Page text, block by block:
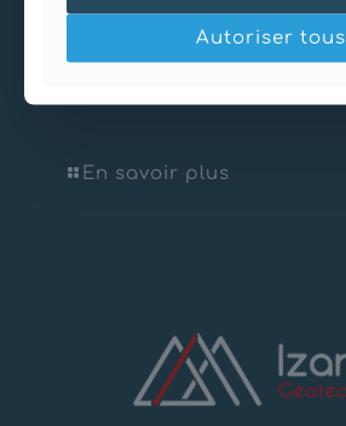
En savoir plus
Autoriser tous